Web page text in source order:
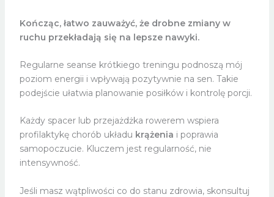
Kończąc, łatwo zauważyć, że drobne zmiany w
ruchu przekładają się na lepsze nawyki.
Regularne seanse krótkiego treningu podnoszą mój
poziom energii i wpływają pozytywnie na sen. Takie
podejście ułatwia planowanie posiłków i kontrolę porcji.
Każdy spacer lub przejażdżka rowerem wspiera
profilaktykę chorób układu krążenia i poprawia
samopoczucie. Kluczem jest regularność, nie
intensywność.
Jeśli masz wątpliwości co do stanu zdrowia, skonsultuj